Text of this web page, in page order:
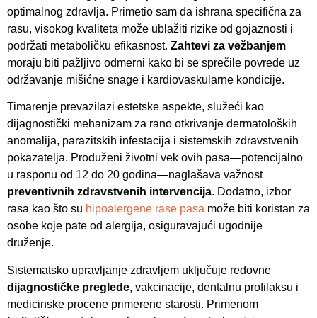
optimalnog zdravlja. Primetio sam da ishrana specifična za
rasu, visokog kvaliteta može ublažiti rizike od gojaznosti i
podržati metaboličku efikasnost. Zahtevi za vežbanjem
moraju biti pažljivo odmerni kako bi se sprečile povrede uz
održavanje mišićne snage i kardiovaskularne kondicije.
Timarenje prevazilazi estetske aspekte, služeći kao
dijagnostički mehanizam za rano otkrivanje dermatoloških
anomalija, parazitskih infestacija i sistemskih zdravstvenih
pokazatelja. Produženi životni vek ovih pasa—potencijalno
u rasponu od 12 do 20 godina—naglašava važnost
preventivnih zdravstvenih intervencija. Dodatno, izbor
rasa kao što su hipoalergene rase pasa može biti koristan za
osobe koje pate od alergija, osiguravajući ugodnije
druženje.
Sistematsko upravljanje zdravljem uključuje redovne
dijagnostičke preglede, vakcinacije, dentalnu profilaksu i
medicinske procene primerene starosti. Primenom